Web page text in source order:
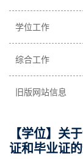
学位工作
综合工作
旧版网站信息
【学位】关
证和毕业证